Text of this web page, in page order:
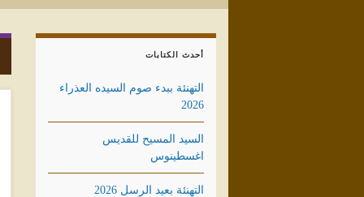
أحدث الكتابات
التهنئة ببدء صوم السيده العذراء
2026
السيد المسيح للقديس
اغسطينوس
التهنئة بعيد الرسل 2026